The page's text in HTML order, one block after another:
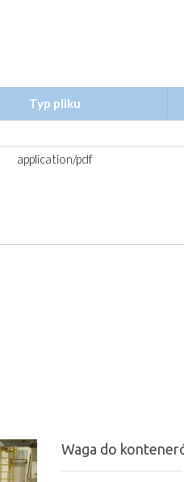
Typ pliku
application/pdf
Waga do